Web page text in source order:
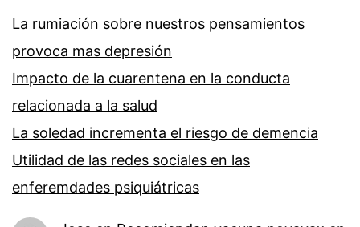
La rumiación sobre nuestros pensamientos
provoca mas depresión
Impacto de la cuarentena en la conducta
relacionada a la salud
La soledad incrementa el riesgo de demencia
Utilidad de las redes sociales en las
enferemdades psiquiátricas